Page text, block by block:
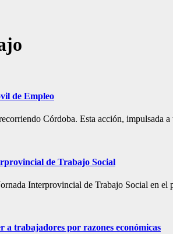
de Empleo
Córdoba. Esta acción, impulsada
de Trabajo Social
Interprovincial de Trabajo Social en el
a trabajadores por razones económicas